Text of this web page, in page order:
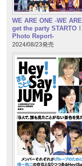
WE ARE ONE -WE
get the party STARTO！
Photo Report-
2024/08/23発売